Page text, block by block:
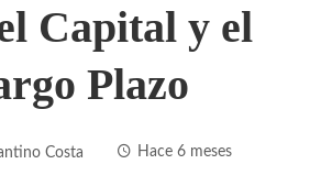
Capital y el
Plazo
Costa Hace 6 meses